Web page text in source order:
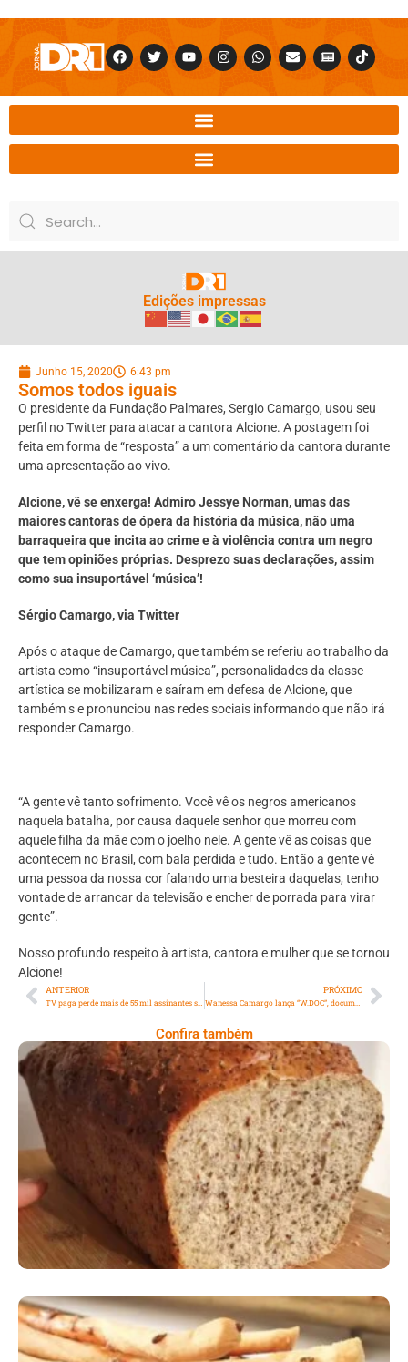
Edições impressas
Junho 15, 2020 6:43 pm
Somos todos iguais
O presidente da Fundação Palmares, Sergio Camargo, usou seu
perfil no Twitter para atacar a cantora Alcione. A postagem foi
feita em forma de “resposta” a um comentário da cantora durante
uma apresentação ao vivo.
Alcione, vê se enxerga! Admiro Jessye Norman, umas das
maiores cantoras de ópera da história da música, não uma
barraqueira que incita ao crime e à violência contra um negro
que tem opiniões próprias. Desprezo suas declarações, assim
como sua insuportável ‘música’!
Sérgio Camargo, via Twitter
Após o ataque de Camargo, que também se referiu ao trabalho da
artista como “insuportável música”, personalidades da classe
artística se mobilizaram e saíram em defesa de Alcione, que
também s e pronunciou nas redes sociais informando que não irá
responder Camargo.
“A gente vê tanto sofrimento. Você vê os negros americanos
naquela batalha, por causa daquele senhor que morreu com
aquele filha da mãe com o joelho nele. A gente vê as coisas que
acontecem no Brasil, com bala perdida e tudo. Então a gente vê
uma pessoa da nossa cor falando uma besteira daquelas, tenho
vontade de arrancar da televisão e encher de porrada para virar
gente”.
Nosso profundo respeito à artista, cantora e mulher que se tornou
Alcione!
ANTERIOR PRÓXIMO
Wanessa Camargo lança “W.DOC”, documentário sobre os 20 anos de carreira
Confira também
Comer Bem: Pão Low Carb